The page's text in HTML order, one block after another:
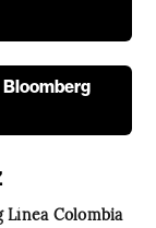
Bloomberg
Línea Colombia